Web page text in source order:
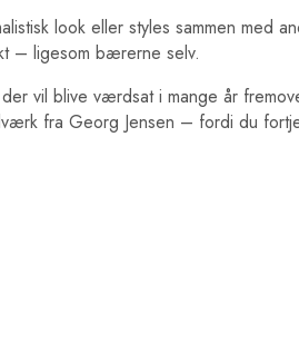
look eller styles sammen med
– ligesom bærerne selv.
vil blive værdsat i mange år
fra Georg Jensen – fordi du